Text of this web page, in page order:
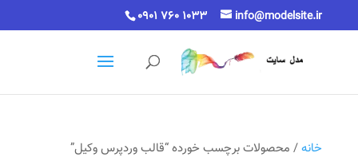
0901 760 1033 info@modelsite.ir
خانه/ محصولات برچسب خورده “قالب وردپرس وکیل”